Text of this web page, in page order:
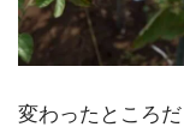
変わったところ